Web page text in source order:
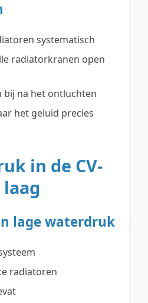
systematisch
radiatorkranen open
bij na het ontluchten
het geluid precies
in de CV-
lage waterdruk
radiatoren